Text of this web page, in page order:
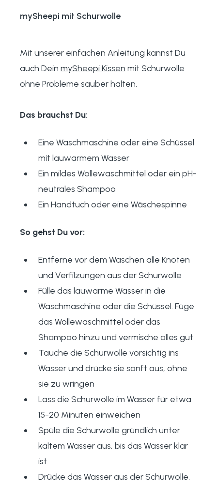
mySheepi mit Schurwolle
Mit unserer einfachen Anleitung kannst Du
auch Dein mySheepi Kissen mit Schurwolle
ohne Probleme sauber halten.
Das brauchst Du:
Eine Waschmaschine oder eine Schüssel
mit lauwarmem Wasser
Ein mildes Wollewaschmittel oder ein pH-
neutrales Shampoo
Ein Handtuch oder eine Wäschespinne
So gehst Du vor:
Entferne vor dem Waschen alle Knoten
und Verfilzungen aus der Schurwolle
Fülle das lauwarme Wasser in die
Waschmaschine oder die Schüssel. Füge
das Wollewaschmittel oder das
Shampoo hinzu und vermische alles gut
Tauche die Schurwolle vorsichtig ins
Wasser und drücke sie sanft aus, ohne
sie zu wringen
Lass die Schurwolle im Wasser für etwa
15-20 Minuten einweichen
Spüle die Schurwolle gründlich unter
kaltem Wasser aus, bis das Wasser klar
ist
Drücke das Wasser aus der Schurwolle,